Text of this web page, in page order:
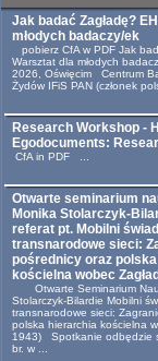
Jak badać Zagładę?
młodych badaczy/ek
pobierz CfA w PDF Jak
Warsztat dla młodych
2026, Oświęcim Centrum
Żydów IFiS PAN (członek
Research Workshop -
Egodocuments:
CfA in PDF ...
Otwarte seminarium
Monika Stolarczyk-
referat pt. Mobilni
transnarodowe sieci:
pośrednicy oraz
kościelna wobec
Otwarte Seminarium
Stolarczyk-Bilardie Mobilni
transnarodowe sieci:
polska hierarchia kościelna
1943) Spotkanie odbędzie
br. w ...